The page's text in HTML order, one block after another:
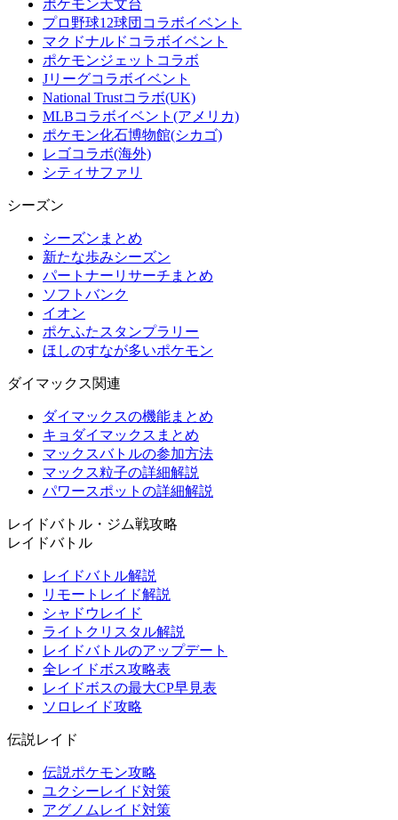
ポケモン天文台
プロ野球12球団コラボイベント
マクドナルドコラボイベント
ポケモンジェットコラボ
Jリーグコラボイベント
National Trustコラボ(UK)
MLBコラボイベント(アメリカ)
ポケモン化石博物館(シカゴ)
レゴコラボ(海外)
シティサファリ
シーズン
シーズンまとめ
新たな歩みシーズン
パートナーリサーチまとめ
ソフトバンク
イオン
ポケふたスタンプラリー
ほしのすなが多いポケモン
ダイマックス関連
ダイマックスの機能まとめ
キョダイマックスまとめ
マックスバトルの参加方法
マックス粒子の詳細解説
パワースポットの詳細解説
レイドバトル・ジム戦攻略
レイドバトル
レイドバトル解説
リモートレイド解説
シャドウレイド
ライトクリスタル解説
レイドバトルのアップデート
全レイドボス攻略表
レイドボスの最大CP早見表
ソロレイド攻略
伝説レイド
伝説ポケモン攻略
ユクシーレイド対策
アグノムレイド対策